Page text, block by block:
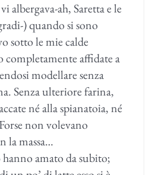
albergava-ah, Saretta e le
) quando si sono
sotto le mie calde
completamente affidate a
modellare senza
Senza ulteriore farina,
né alla spianatoia, né
non volevano
la massa…
amato da subito;